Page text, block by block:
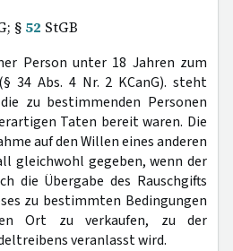
§ 52 StGB
Person unter 18 Jahren zum
34 Abs. 4 Nr. 2 KCanG). steht
zu bestimmenden Personen
Taten bereit waren. Die
auf den Willen eines anderen
gleichwohl gegeben, wenn der
die Übergabe des Rauschgifts
zu bestimmten Bedingungen
Ort zu verkaufen, zu der
veranlasst wird.